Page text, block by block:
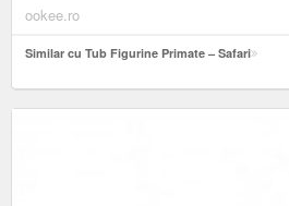
ookee.ro
Similar cu Tub Figurine Primate – Safari